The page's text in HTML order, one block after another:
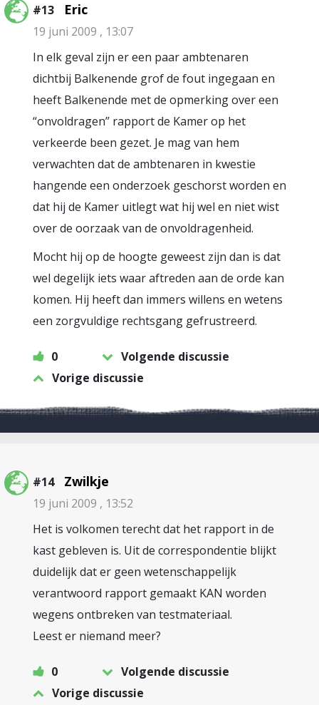
#13 Eric
19 juni 2009 , 13:07
In elk geval zijn er een paar ambtenaren
dichtbij Balkenende grof de fout ingegaan en
heeft Balkenende met de opmerking over een
“onvoldragen” rapport de Kamer op het
verkeerde been gezet. Je mag van hem
verwachten dat de ambtenaren in kwestie
hangende een onderzoek geschorst worden en
dat hij de Kamer uitlegt wat hij wel en niet wist
over de oorzaak van de onvoldragenheid.
Mocht hij op de hoogte geweest zijn dan is dat
wel degelijk iets waar aftreden aan de orde kan
komen. Hij heeft dan immers willens en wetens
een zorgvuldige rechtsgang gefrustreerd.
0
Volgende discussie
Vorige discussie
#14 Zwilkje
19 juni 2009 , 13:52
Het is volkomen terecht dat het rapport in de
kast gebleven is. Uit de correspondentie blijkt
duidelijk dat er geen wetenschappelijk
verantwoord rapport gemaakt KAN worden
wegens ontbreken van testmateriaal.
Leest er niemand meer?
0
Volgende discussie
Vorige discussie